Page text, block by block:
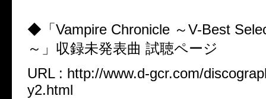
◆「Vampire Chronicle ～V-Best
～」収録未発表曲 試聴ページ
URL : http://www.d-gcr.com/
y2.html